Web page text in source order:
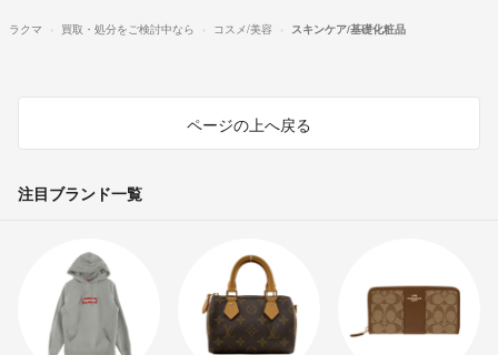
ラクマ 買取・処分をご検討中なら コスメ/美容 スキンケア/基礎化粧品
ページの上へ戻る
注目ブランド一覧